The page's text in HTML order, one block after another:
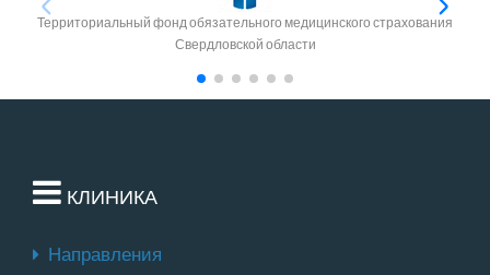
Территориальный фонд обязательного медицинского страхования
Свердловской области
КЛИНИКА
Направления